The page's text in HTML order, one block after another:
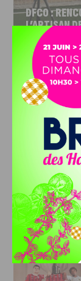
DFCO :
L’ARTISAN